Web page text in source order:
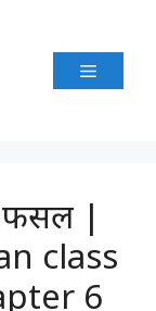
Menu
फसल |
class
6